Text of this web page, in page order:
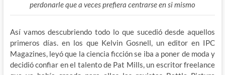
perdonarle que a veces prefiera centrarse en si mismo
Así vamos descubriendo todo lo que sucedió desde aquellos
primeros días. en los que Kelvin Gosnell, un editor en IPC
Magazines, leyó que la ciencia ficción se iba a poner de moda y
decidió confiar en el talento de Pat Mills, un escritor freelance